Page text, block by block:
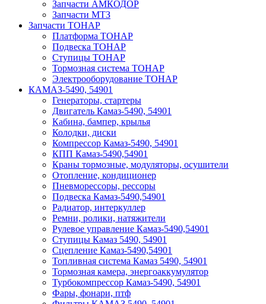
Запчасти АМКОДОР
Запчасти МТЗ
Запчасти ТОНАР
Платформа ТОНАР
Подвеска ТОНАР
Ступицы ТОНАР
Тормозная система ТОНАР
Электрооборудование ТОНАР
КАМАЗ-5490, 54901
Генераторы, стартеры
Двигатель Камаз-5490, 54901
Кабина, бампер, крылья
Колодки, диски
Компрессор Камаз-5490, 54901
КПП Камаз-5490,54901
Краны тормозные, модуляторы, осушители
Отопление, кондиционер
Пневморессоры, рессоры
Подвеска Камаз-5490,54901
Радиатор, интеркуллер
Ремни, ролики, натяжители
Рулевое управление Камаз-5490,54901
Ступицы Камаз 5490, 54901
Сцепление Камаз-5490,54901
Топливная система Камаз 5490, 54901
Тормозная камера, энергоаккумулятор
Турбокомпрессор Камаз-5490, 54901
Фары, фонари, птф